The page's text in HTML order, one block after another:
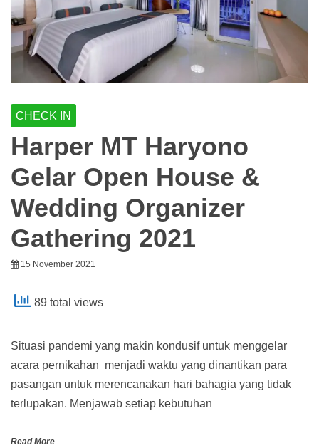
CHECK IN
Harper MT Haryono
Gelar Open House &
Wedding Organizer
Gathering 2021
15 November 2021
89 total views
Situasi pandemi yang makin kondusif untuk menggelar
acara pernikahan menjadi waktu yang dinantikan para
pasangan untuk merencanakan hari bahagia yang tidak
terlupakan. Menjawab setiap kebutuhan
Read More